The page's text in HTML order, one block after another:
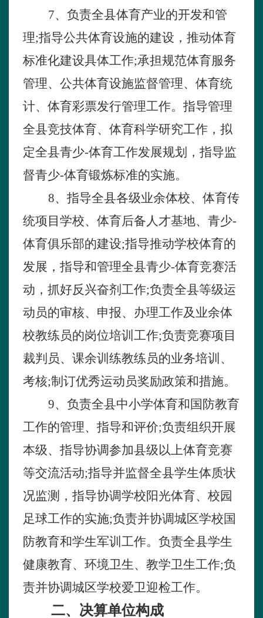
7、负责全县体育产业的开发和管
理;指导公共体育设施的建设，推动体育
标准化建设具体工作;承担规范体育服务
管理、公共体育设施监督管理、体育统
计、体育彩票发行管理工作。指导管理
全县竞技体育、体育科学研究工作，拟
定全县青少-体育工作发展规划，指导监
督青少-体育锻炼标准的实施。
8、指导全县各级业余体校、体育传
统项目学校、体育后备人才基地、青少-
体育俱乐部的建设;指导推动学校体育的
发展，指导和管理全县青少-体育竞赛活
动，抓好反兴奋剂工作;负责全县等级运
动员的审核、申报、办理工作及业余体
校教练员的岗位培训工作;负责竞赛项目
裁判员、课余训练教练员的业务培训、
考核;制订优秀运动员奖励政策和措施。
9、负责全县中小学体育和国防教育
工作的管理、指导和评价;负责组织开展
本级、指导协调参加县级以上体育竞赛
等交流活动;指导并监督全县学生体质状
况监测，指导协调学校阳光体育、校园
足球工作的实施;负责并协调城区学校国
防教育和学生军训工作。负责全县学生
健康教育、环境卫生、教学卫生工作;负
责并协调城区学校爱卫迎检工作。
二、决算单位构成